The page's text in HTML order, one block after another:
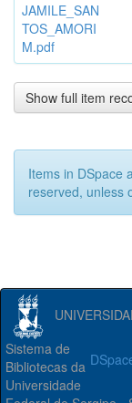
JAMILE_SAN
TOS_AMORI
M.pdf
Show full item
Items in DSpace
reserved, unless
Sistema de
Bibliotecas da
Universidade